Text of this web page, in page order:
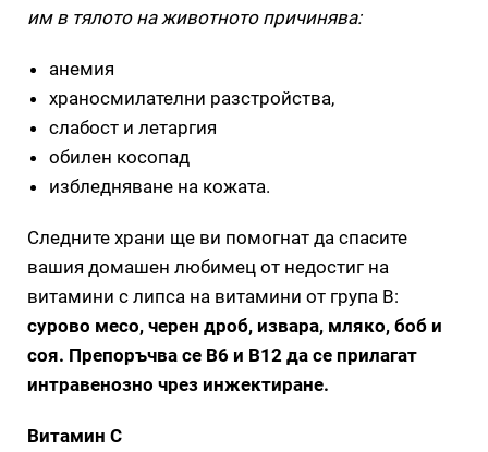
им в тялото на животното причинява:
анемия
храносмилателни разстройства,
слабост и летаргия
обилен косопад
избледняване на кожата.
Следните храни ще ви помогнат да спасите
вашия домашен любимец от недостиг на
витамини с липса на витамини от група В:
сурово месо, черен дроб, извара, мляко, боб и
соя. Препоръчва се B6 и B12 да се прилагат
интравенозно чрез инжектиране.
Витамин C